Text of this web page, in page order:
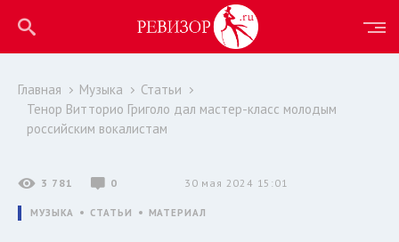
Главная Музыка
Статьи
Тенор Витторио Григоло дал мастер-класс молодым
российским вокалистам
3 781 0 30 мая 2024 15:01
МУЗЫКА СТАТЬИ МАТЕРИАЛ